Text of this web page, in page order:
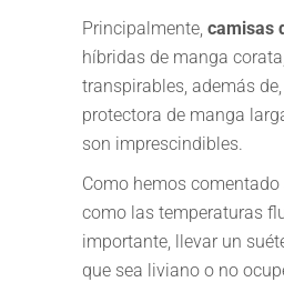
Principalmente, camisas
híbridas de manga
transpirables, además
protectora de manga
son imprescindibles.
Como hemos comentado
como las temperaturas
importante, llevar un
que sea liviano o no